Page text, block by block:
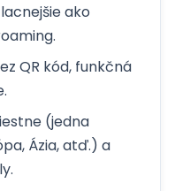
ako
QR kód, funkčná
(jedna
Ázia, atď.) a